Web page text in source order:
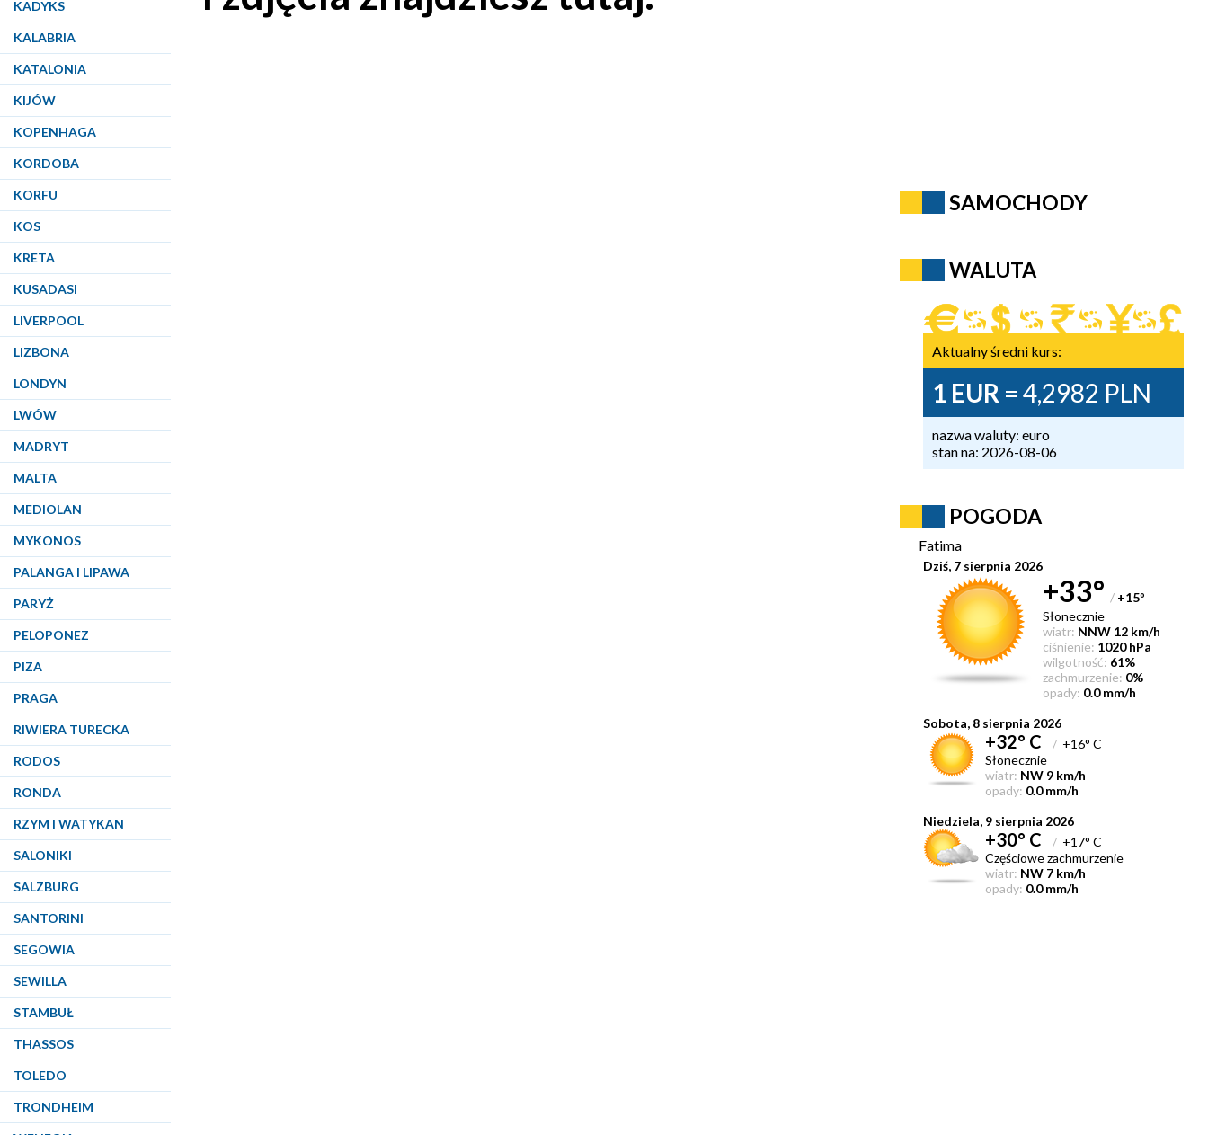
KADYKS
KALABRIA
KATALONIA
KIJÓW
KOPENHAGA
KORDOBA
KORFU
KOS
KRETA
KUSADASI
LIVERPOOL
LIZBONA
LONDYN
LWÓW
MADRYT
MALTA
MEDIOLAN
MYKONOS
PALANGA I LIPAWA
PARYŻ
PELOPONEZ
PIZA
PRAGA
RIWIERA TURECKA
RODOS
RONDA
RZYM I WATYKAN
SALONIKI
SALZBURG
SANTORINI
SEGOWIA
SEWILLA
STAMBUŁ
THASSOS
TOLEDO
TRONDHEIM
SAMOCHODY
WALUTA
Aktualny średni kurs:
1 EUR = 4,2982 PLN
nazwa waluty: euro
stan na: 2026-08-06
POGODA
Fatima
Dziś, 7 sierpnia 2026
+33° / +15°
Słonecznie
wiatr: NNW 12 km/h
ciśnienie: 1020 hPa
wilgotność: 61%
zachmurzenie: 0%
opady: 0.0 mm/h
Sobota, 8 sierpnia 2026
+32° C / +16° C
Słonecznie
wiatr: NW 9 km/h
opady: 0.0 mm/h
Niedziela, 9 sierpnia 2026
+30° C / +17° C
Częściowe zachmurzenie
wiatr: NW 7 km/h
opady: 0.0 mm/h